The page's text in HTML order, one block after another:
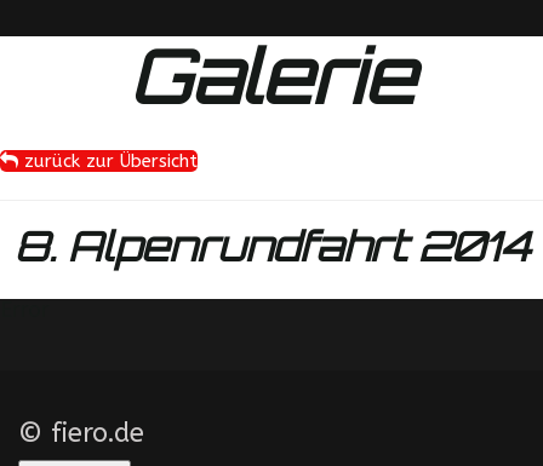
Galerie
zurück zur Übersicht
8. Alpenrundfahrt 2014
© fiero.de